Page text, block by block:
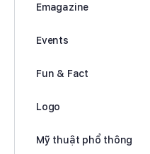
Emagazine
Events
Fun & Fact
Logo
Mỹ thuật phổ thông